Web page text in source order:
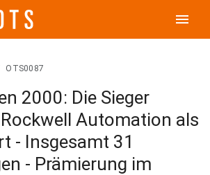
menu
OTS0087
2000: Die Sieger
Automation als
- Insgesamt 31
- Prämierung im